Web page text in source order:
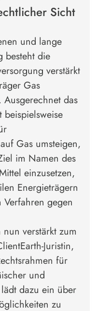
Sicht
und lange
besteht die
verstärkt
Gas
das
beispielsweise
Gas umsteigen,
im Namen des
einzusetzen,
Energieträgern
gegen
verstärkt zum
Juristin,
für
und
dazu ein über
zu